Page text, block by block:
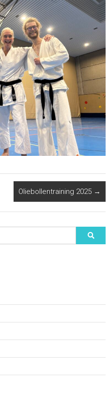
Oliebollentraining 2025 →